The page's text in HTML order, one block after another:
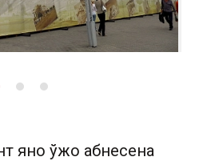
яно ўжо абнесена